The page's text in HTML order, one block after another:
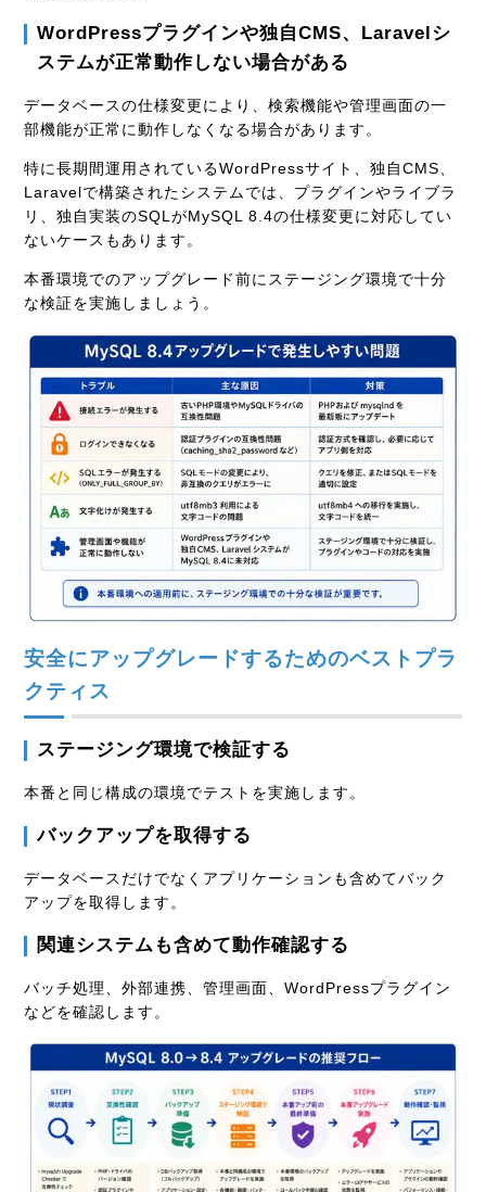
WordPressプラグインや独自CMS、Laravelシ
ステムが正常動作しない場合がある
データベースの仕様変更により、検索機能や管理画面の一
部機能が正常に動作しなくなる場合があります。
特に長期間運用されているWordPressサイト、独自CMS、
Laravelで構築されたシステムでは、プラグインやライブラ
リ、独自実装のSQLがMySQL 8.4の仕様変更に対応してい
ないケースもあります。
本番環境でのアップグレード前にステージング環境で十分
な検証を実施しましょう。
安全にアップグレードするためのベストプラ
クティス
ステージング環境で検証する
本番と同じ構成の環境でテストを実施します。
バックアップを取得する
データベースだけでなくアプリケーションも含めてバック
アップを取得します。
関連システムも含めて動作確認する
バッチ処理、外部連携、管理画面、WordPressプラグイン
などを確認します。